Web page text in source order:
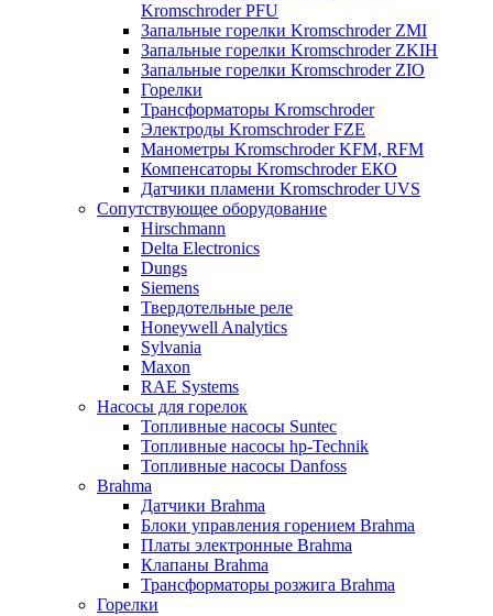
Kromschroder PFU
Запальные горелки Kromschroder ZМI
Запальные горелки Kromschroder ZKIH
Запальные горелки Kromschroder ZIO
Горелки
Трансформаторы Kromschroder
Электроды Kromschroder FZE
Манометры Kromschroder KFM, RFM
Компенсаторы Kromschroder ЕКО
Датчики пламени Kromschroder UVS
Сопутствующее оборудование
Hirschmann
Delta Electronics
Dungs
Siemens
Твердотельные реле
Honeywell Analytics
Sylvania
Maxon
RAE Systems
Насосы для горелок
Топливные насосы Suntec
Топливные насосы hp-Technik
Топливные насосы Danfoss
Brahma
Датчики Brahma
Блоки управления горением Brahma
Платы электронные Brahma
Клапаны Brahma
Трансформаторы розжига Brahma
Горелки